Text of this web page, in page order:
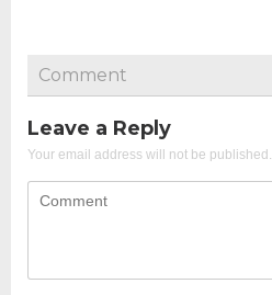
Comment
Leave a Reply
Your email address will not be published.